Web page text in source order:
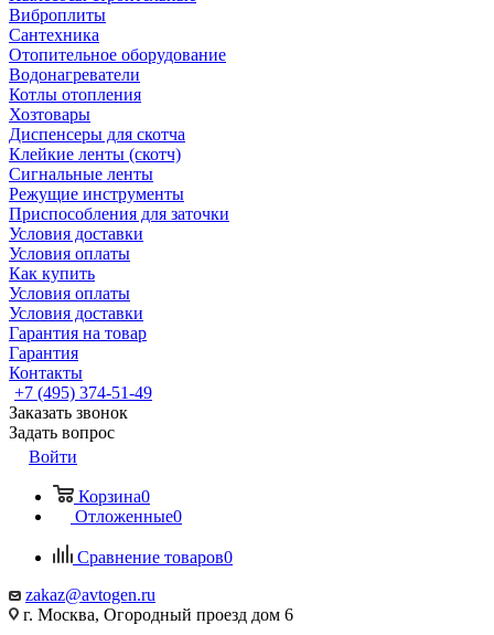
Виброплиты
Сантехника
Отопительное оборудование
Водонагреватели
Котлы отопления
Хозтовары
Диспенсеры для скотча
Клейкие ленты (скотч)
Сигнальные ленты
Режущие инструменты
Приспособления для заточки
Условия доставки
Условия оплаты
Как купить
Условия оплаты
Условия доставки
Гарантия на товар
Гарантия
Контакты
+7 (495) 374-51-49
Заказать звонок
Задать вопрос
Войти
Корзина0
Отложенные0
Сравнение товаров0
zakaz@avtogen.ru
г. Москва, Огородный проезд дом 6